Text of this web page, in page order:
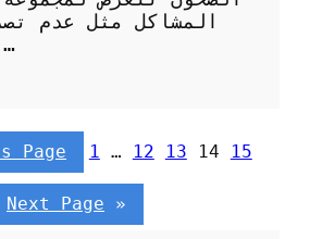
المشاكل مثل عدم
بشكل
Page 1 … 12 13 14 15
Next Page »